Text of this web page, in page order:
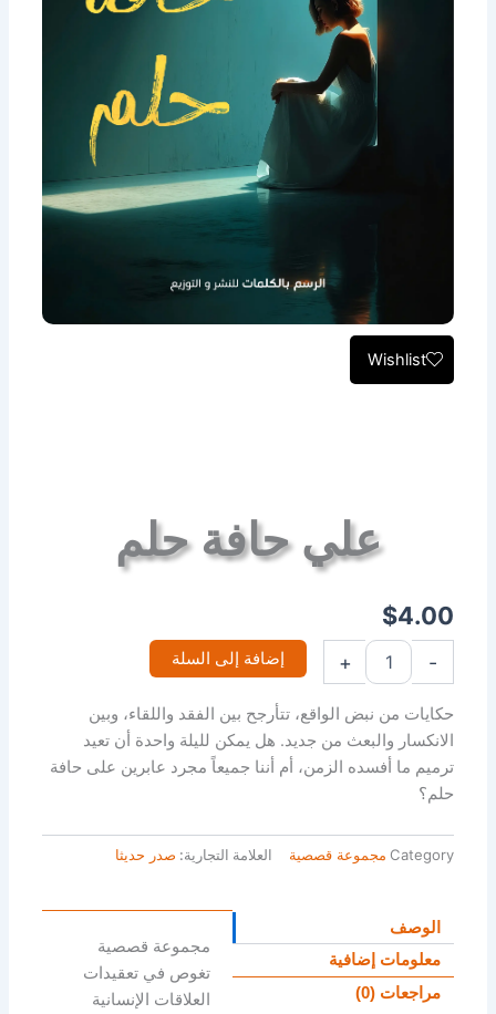
Wishlist
علي حافة حلم
$4.00
-
+ إضافة إلى السلة
حكايات من نبض الواقع، تتأرجح بين الفقد واللقاء، وبين
الانكسار والبعث من جديد. هل يمكن لليلة واحدة أن تعيد
ترميم ما أفسده الزمن، أم أننا جميعاً مجرد عابرين على حافة
حلم؟
Category مجموعة قصصية العلامة التجارية: صدر حديثا
الوصف
معلومات إضافية
مراجعات (0)
مجموعة قصصية
تغوص في تعقيدات
العلاقات الإنسانية